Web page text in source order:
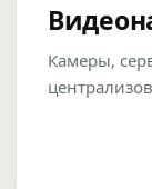
Камеры,